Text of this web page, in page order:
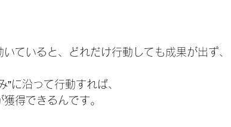
ていると、どれだけ行動しても成果が出ず、
”に沿って行動すれば、
得できるんです。